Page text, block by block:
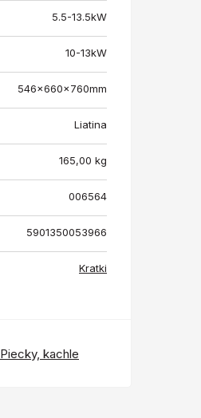
5.5-13.5kW
10-13kW
546x660x760mm
Liatina
165,00 kg
006564
5901350053966
Kratki
Piecky, kachle